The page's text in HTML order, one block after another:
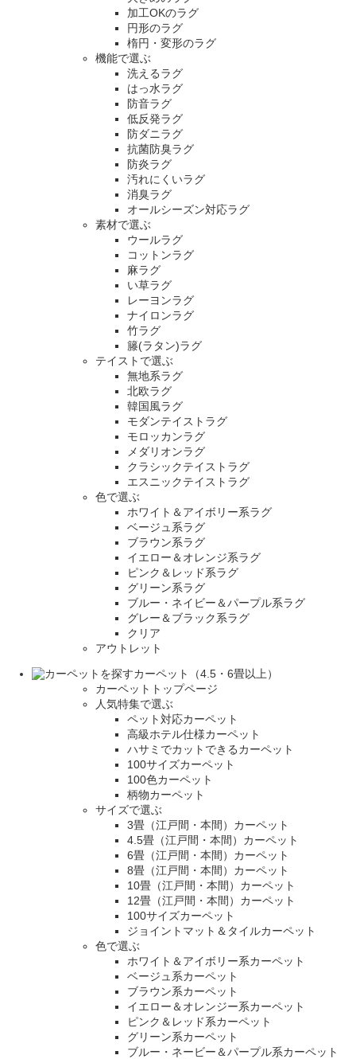
加工OKのラグ
円形のラグ
楕円・変形のラグ
機能で選ぶ
洗えるラグ
はっ水ラグ
防音ラグ
低反発ラグ
防ダニラグ
抗菌防臭ラグ
防炎ラグ
汚れにくいラグ
消臭ラグ
オールシーズン対応ラグ
素材で選ぶ
ウールラグ
コットンラグ
麻ラグ
い草ラグ
レーヨンラグ
ナイロンラグ
竹ラグ
籐(ラタン)ラグ
テイストで選ぶ
無地系ラグ
北欧ラグ
韓国風ラグ
モダンテイストラグ
モロッカンラグ
メダリオンラグ
クラシックテイストラグ
エスニックテイストラグ
色で選ぶ
ホワイト＆アイボリー系ラグ
ベージュ系ラグ
ブラウン系ラグ
イエロー＆オレンジ系ラグ
ピンク＆レッド系ラグ
グリーン系ラグ
ブルー・ネイビー＆パープル系ラグ
グレー＆ブラック系ラグ
クリア
アウトレット
カーペット（4.5・6畳以上）
カーペットトップページ
人気特集で選ぶ
ペット対応カーペット
高級ホテル仕様カーペット
ハサミでカットできるカーペット
100サイズカーペット
100色カーペット
柄物カーペット
サイズで選ぶ
3畳（江戸間・本間）カーペット
4.5畳（江戸間・本間）カーペット
6畳（江戸間・本間）カーペット
8畳（江戸間・本間）カーペット
10畳（江戸間・本間）カーペット
12畳（江戸間・本間）カーペット
100サイズカーペット
ジョイントマット＆タイルカーペット
色で選ぶ
ホワイト＆アイボリー系カーペット
ベージュ系カーペット
ブラウン系カーペット
イエロー＆オレンジー系カーペット
ピンク＆レッド系カーペット
グリーン系カーペット
ブルー・ネービー＆パープル系カーペット